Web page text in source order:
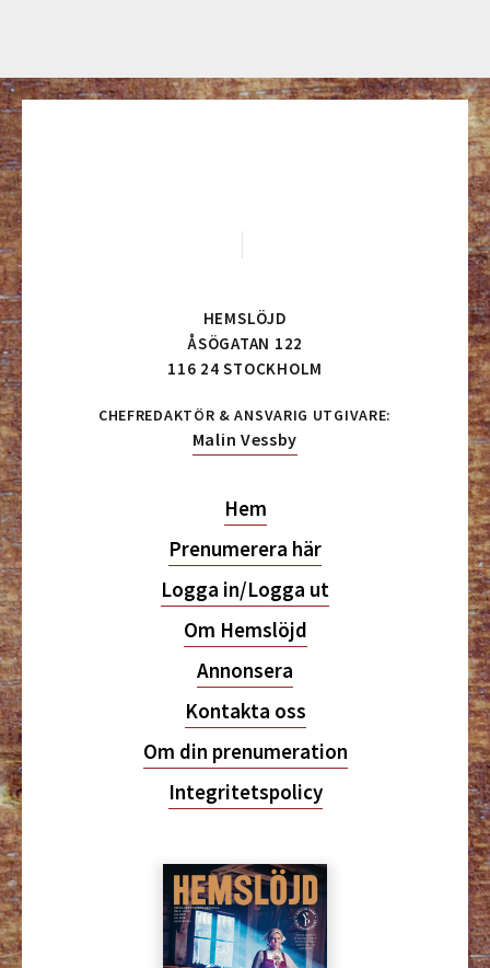
HEMSLÖJD
ÅSÖGATAN 122
116 24 STOCKHOLM
CHEFREDAKTÖR & ANSVARIG UTGIVARE:
Malin Vessby
Hem
Prenumerera här
Logga in/Logga ut
Om Hemslöjd
Annonsera
Kontakta oss
Om din prenumeration
Integritetspolicy